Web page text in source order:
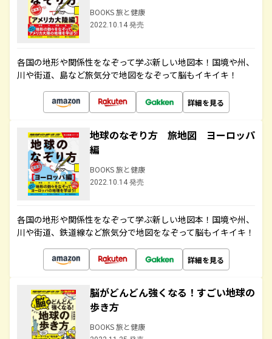
BOOKS 旅と健康
2022.10.14 発売
各国の地形や関係性をなぞって学ぶ新しい地図本！国境や州、
川や街道、島など旅気分で地図をなぞって脳もイキイキ！
詳細を見る
地球のなぞり方 旅地図 ヨーロッパ
編
BOOKS 旅と健康
2022.10.14 発売
各国の地形や関係性をなぞって学ぶ新しい地図本！国境や州、
川や街道、鉄道線など旅気分で地図をなぞって脳もイキイキ！
詳細を見る
脳がどんどん強くなる！すごい地球の
歩き方
BOOKS 旅と健康